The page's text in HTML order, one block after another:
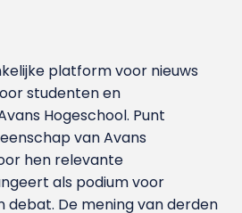
platform voor nieuws
studenten en
Hoge­school. Punt
van Avans
hen relevante
als podium voor
debat. De mening van derden